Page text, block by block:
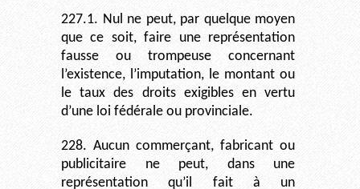
227.1. Nul ne peut, par quelque moyen
que ce soit, faire une représentation
fausse ou trompeuse concernant
l’existence, l’imputation, le montant ou
le taux des droits exigibles en vertu
d’une loi fédérale ou provinciale.
228. Aucun commerçant, fabricant ou
publicitaire ne peut, dans une
représentation qu’il fait à un